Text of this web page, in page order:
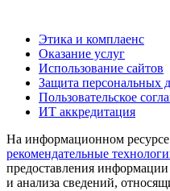
Этика и комплаенс
Оказание услуг
Использование сайтов
Защита персональных
Пользовательское
ИТ аккредитация
На информационном
рекомендательные
предоставления информации
и анализа сведений,